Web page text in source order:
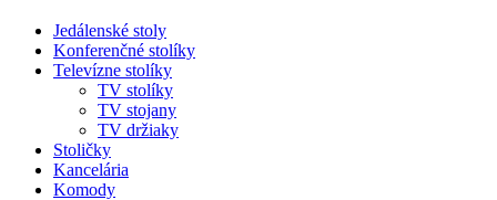
Jedálenské stoly
Konferenčné stolíky
Televízne stolíky
TV stolíky
TV stojany
TV držiaky
Stoličky
Kancelária
Komody